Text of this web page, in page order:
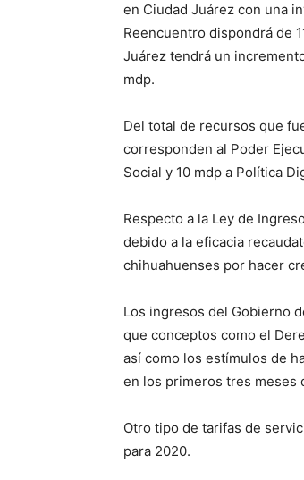
en Ciudad Juárez con una
Reencuentro dispondrá de
Juárez tendrá un
mdp.
Del total de recursos que
corresponden al Poder
Social y 10 mdp a Política
Respecto a la Ley de
debido a la eficacia
chihuahuenses por hacer
Los ingresos del Gobierno
que conceptos como el
así como los estímulos de
en los primeros tres meses
Otro tipo de tarifas de
para 2020.